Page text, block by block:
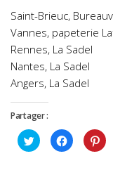
Saint-Brieuc,
Vannes, papeterie
Rennes, La Sadel
Nantes, La Sadel
Angers, La Sadel
Partager :
Cliquez
pour
partager
Cliquez
pour
partager